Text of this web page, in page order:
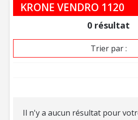
KRONE VENDRO 1120
0 résultat
Trier par :
Il n'y a aucun résultat pour